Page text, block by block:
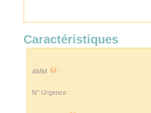
Caractéristiques
AMM :
N° Urgence :